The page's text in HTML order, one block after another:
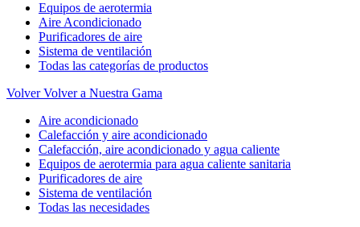
Equipos de aerotermia
Aire Acondicionado
Purificadores de aire
Sistema de ventilación
Todas las categorías de productos
Volver Volver a Nuestra Gama
Aire acondicionado
Calefacción y aire acondicionado
Calefacción, aire acondicionado y agua caliente
Equipos de aerotermia para agua caliente sanitaria
Purificadores de aire
Sistema de ventilación
Todas las necesidades